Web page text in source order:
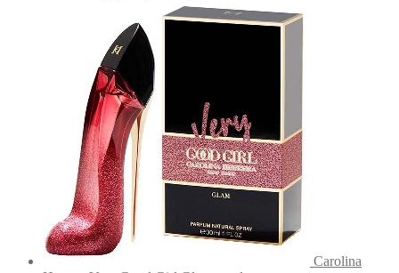
Carolina